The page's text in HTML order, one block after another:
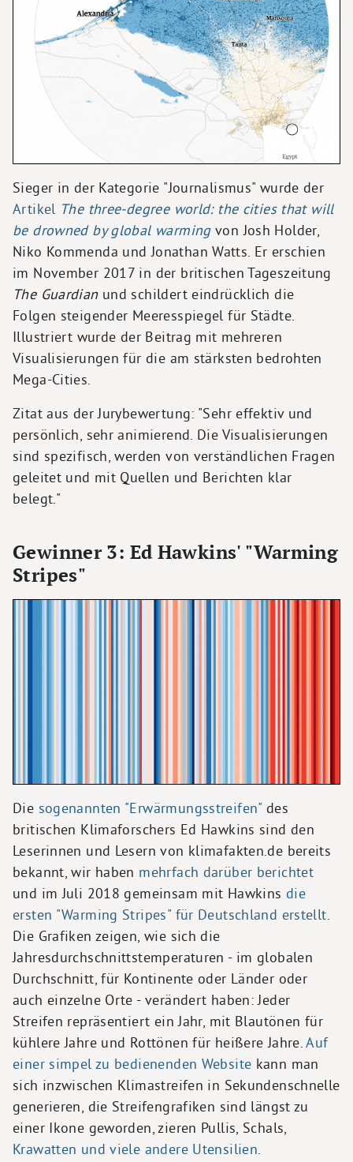
Sieger in der Kategorie "Journalismus" wurde der
Artikel The three-degree world: the cities that will
be drowned by global warmingvon Josh Holder,
Niko Kommenda und Jonathan Watts. Er erschien
im November 2017 in der britischen Tageszeitung
The Guardianund schildert eindrücklich die
Folgen steigender Meeresspiegel für Städte.
Illustriert wurde der Beitrag mit mehreren
Visualisierungen für die am stärksten bedrohten
Mega-Cities.
Zitat aus der Jurybewertung: "Sehr effektiv und
persönlich, sehr animierend. Die Visualisierungen
sind spezifisch, werden von verständlichen Fragen
geleitet und mit Quellen und Berichten klar
belegt."
Gewinner 3: Ed Hawkins' "Warming
Stripes"
Die sogenannten "Erwärmungsstreifen" des
britischen Klimaforschers Ed Hawkins sind den
Leserinnen und Lesern von klimafakten.de bereits
bekannt, wir haben mehrfach darüber berichtet
und im Juli 2018 gemeinsam mit Hawkins die
ersten "Warming Stripes" für Deutschland erstellt.
Die Grafiken zeigen, wie sich die
Jahresdurchschnittstemperaturen - im globalen
Durchschnitt, für Kontinente oder Länder oder
auch einzelne Orte - verändert haben: Jeder
Streifen repräsentiert ein Jahr, mit Blautönen für
kühlere Jahre und Rottönen für heißere Jahre.Auf
einer simpel zu bedienenden Website kann man
sich inzwischen Klimastreifen in Sekundenschnelle
generieren, die Streifengrafiken sind längst zu
einer Ikone geworden, zieren Pullis, Schals,
Krawatten und viele andere Utensilien.